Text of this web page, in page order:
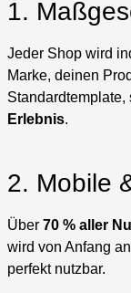
1.
Jeder Shop wird
Marke, deinen
Standardtemplate,
Erlebnis.
2. Mobile
Über 70 % aller
wird von Anfang an
perfekt nutzbar.